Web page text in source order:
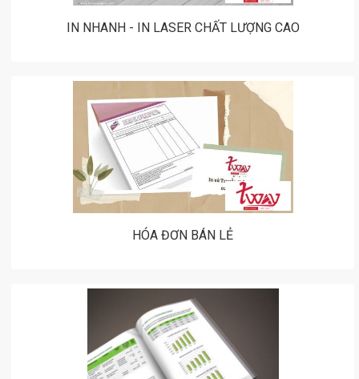
IN NHANH - IN LASER CHẤT LƯỢNG CAO
HÓA ĐƠN BÁN LẺ